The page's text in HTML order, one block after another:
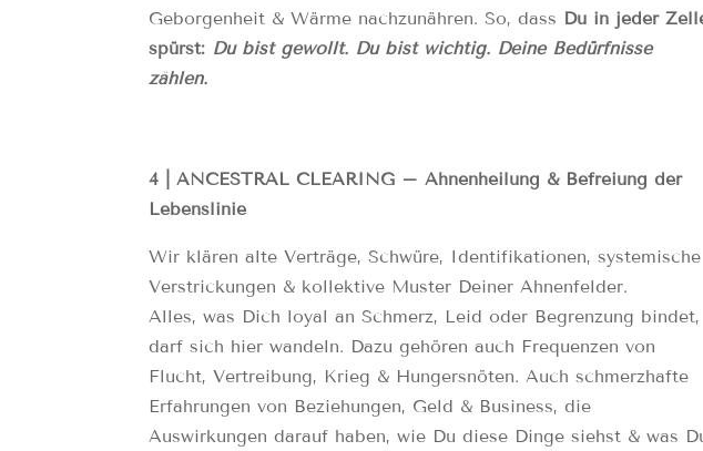
Geborgenheit & Wärme nachzunähren. So, dass Du in jeder
spürst: Du bist gewollt. Du bist wichtig. Deine Bedürfnisse
zählen.
4 | ANCESTRAL CLEARING – Ahnenheilung & Befreiung der
Lebenslinie
Wir klären alte Verträge, Schwüre, Identifikationen, systemische
Verstrickungen & kollektive Muster Deiner Ahnenfelder.
Alles, was Dich loyal an Schmerz, Leid oder Begrenzung bindet,
darf sich hier wandeln. Dazu gehören auch Frequenzen von
Flucht, Vertreibung, Krieg & Hungersnöten. Auch schmerzhafte
Erfahrungen von Beziehungen, Geld & Business, die
Auswirkungen darauf haben, wie Du diese Dinge siehst & was